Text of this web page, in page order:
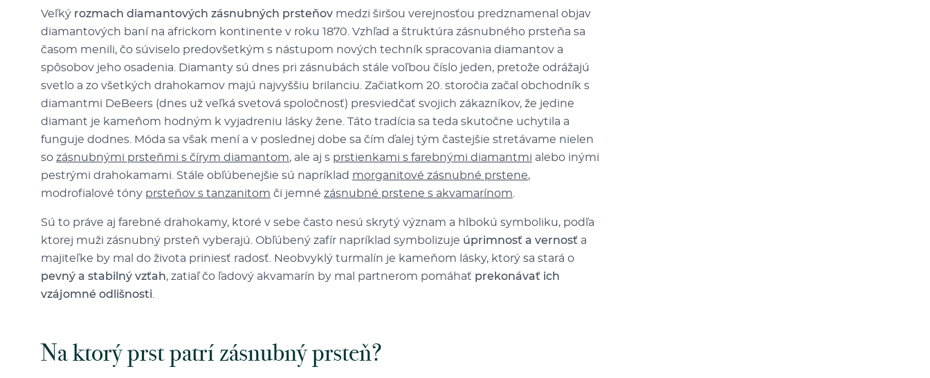
Veľký rozmach diamantových zásnubných prsteňov medzi širšou verejnosťou predznamenal objav
diamantových baní na africkom kontinente v roku 1870. Vzhľad a štruktúra zásnubného prsteňa sa
časom menili, čo súviselo predovšetkým s nástupom nových techník spracovania diamantov a
spôsobov jeho osadenia. Diamanty sú dnes pri zásnubách stále voľbou číslo jeden, pretože odrážajú
svetlo a zo všetkých drahokamov majú najvyššiu brilanciu. Začiatkom 20. storočia začal obchodník s
diamantmi DeBeers (dnes už veľká svetová spoločnosť) presviedčať svojich zákazníkov, že jedine
diamant je kameňom hodným k vyjadreniu lásky žene. Táto tradícia sa teda skutočne uchytila a
funguje dodnes. Móda sa však mení a v poslednej dobe sa čím ďalej tým častejšie stretávame nielen
so zásnubnými prsteňmi s čírym diamantom, ale aj s prstienkami s farebnými diamantmi alebo inými
pestrými drahokamami. Stále obľúbenejšie sú napríklad morganitové zásnubné prstene,
modrofialové tóny prsteňov s tanzanitom či jemné zásnubné prstene s akvamarínom
Sú to práve aj farebné drahokamy, ktoré v sebe často nesú skrytý význam a hlbokú symboliku, podľa
ktorej muži zásnubný prsteň vyberajú. Obľúbený zafír napríklad symbolizuje úprimnosť a vernosť a
majiteľke by mal do života priniesť radosť. Neobvyklý turmalín je kameňom lásky, ktorý sa stará o
pevný a stabilný vzťah, zatiaľ čo ľadový akvamarín by mal partnerom pomáhať prekonávať ich
vzájomné odlišnosti
Na ktorý prst patrí zásnubný prsteň?